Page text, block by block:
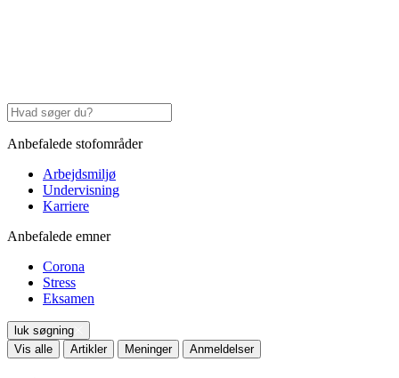
Anbefalede stofområder
Arbejdsmiljø
Undervisning
Karriere
Anbefalede emner
Corona
Stress
Eksamen
luk søgning
Vis alle
Artikler Meninger Anmeldelser